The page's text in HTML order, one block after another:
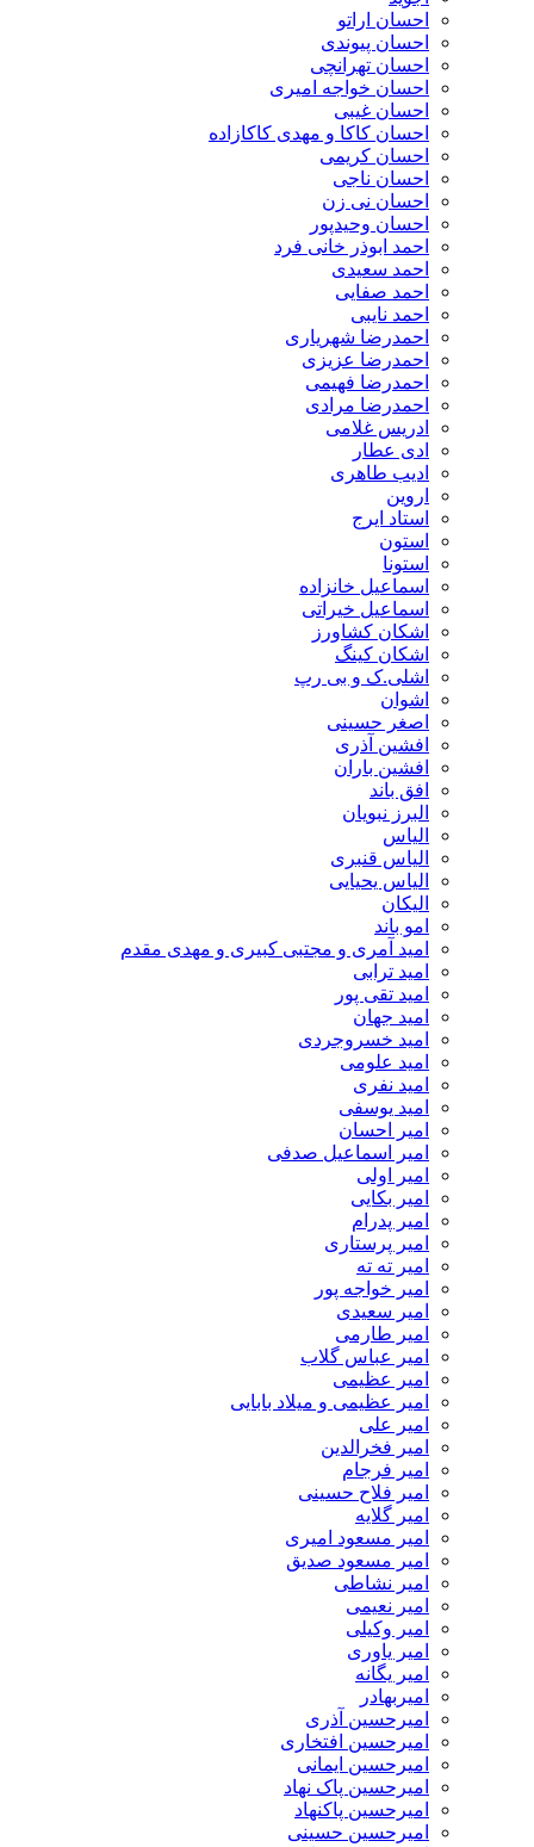
احسان اراتو
احسان پیوندی
احسان تهرانچی
احسان خواجه امیری
احسان غیبی
احسان کاکا و مهدی کاکازاده
احسان کریمی
احسان ناجی
احسان نی زن
احسان وحیدپور
احمد ابوذر خانی فرد
احمد سعیدی
احمد صفایی
احمد نایبی
احمدرضا شهریاری
احمدرضا عزیزی
احمدرضا فهیمی
احمدرضا مرادی
ادریس غلامی
ادی عطار
ادیب طاهری
اروین
استاد ایرج
استون
استونا
اسماعیل خانزاده
اسماعیل خیراتی
اشکان کشاورز
اشکان کینگ
اشلی.ک و بی رپ
اشوان
اصغر حسینی
افشین آذری
افشین باران
افق باند
البرز نبویان
الیاس
الیاس قنبرى
الیاس یحیایی
الیکان
امو باند
امید آمری و مجتبی کبیری و مهدى مقدم
امید ترابی
امید تقی پور
امید جهان
امید خسروجردی
امید علومی
امید نفری
امید یوسفی
امیر احسان
امیر اسماعیل صدفی
امیر اولی
امیر بکایی
امیر پدرام
امیر پرستاری
امیر ته ته
امیر خواجه پور
امیر سعیدی
امیر طارمی
امیر عباس گلاب
امیر عظیمی
امیر عظیمی و میلاد بابایی
امیر علی
امیر فخرالدین
امیر فرجام
امیر فلاح حسینی
امیر گلایه
امیر مسعود امیری
امیر مسعود صدیق
امیر نشاطی
امیر نعیمی
امیر وکیلی
امیر یاوری
امیر یگانه
امیربهادر
امیرحسین آذری
امیرحسین افتخاری
امیرحسین ایمانی
امیرحسین پاک نهاد
امیرحسین پاکنهاد
امیرحسین حسینی